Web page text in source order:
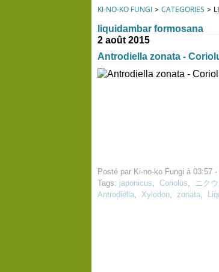
KI-NO-KO FUNGI > CATEGORIES >
liquidambar formosana
2 août 2015
Antrodiella zonata -
Posté par Ki-no-ko Fungi à 03:57 -
Tags: japonicus, Coriolus, ニク
Antrodiella, Xylodon, zonata,